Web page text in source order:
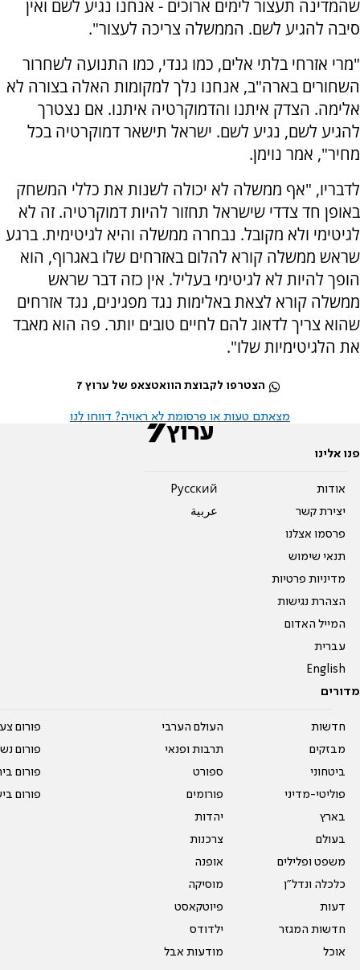
שהמדינה תעצור לימים ארוכים - אנחנו נגיע לשם ואין
סיבה להגיע לשם. הממשלה צריכה לעצור".
"מרי אזרחי בלתי אלים, כמו גנדי, כמו התנועה לשחרור
השחורים בארה"ב, אנחנו נלך למקומות האלה בצורה לא
אלימה. הצדק איתנו והדמוקרטיה איתנו. אם נצטרך
להגיע לשם, נגיע לשם. ישראל תישאר דמוקרטיה בכל
מחיר", אמר נוימן.
לדבריו, "אף ממשלה לא יכולה לשנות את כללי המשחק
באופן חד צדדי שישראל תחזור להיות דמוקרטיה. זה לא
לגיטימי ולא מקובל. נבחרה ממשלה והיא לגיטימית. ברגע
שראש ממשלה קורא להלום באזרחים שלו באגרוף, הוא
הופך להיות לא לגיטימי בעליל. אין כזה דבר שראש
ממשלה קורא לצאת באלימות נגד מפגינים, נגד אזרחים
שהוא צריך לדאוג להם לחיים טובים יותר. פה הוא מאבד
את הלגיטימיות שלו".
הצטרפו לקבוצת הוואטצאפ של ערוץ 7
מצאתם טעות או פרסומת לא ראויה? דווחו לנו
פנו אלינו
אודות
יצירת קשר
פרסמו אצלנו
תנאי שימוש
מדיניות פרטיות
הצהרת נגישות
המייל האדום
עברית
English
Pусский
عربية
מדורים
חדשות
מבזקים
ביטחוני
פוליטי-מדיני
בארץ
בעולם
משפט ופלילים
כלכלה ונדל"ן
דעות
חדשות המגזר
אוכל
העולם הערבי
תרבות ופנאי
ספורט
פורומים
יהדות
צרכנות
אופנה
מוסיקה
פיוטקאסט
ילדודס
מודעות אבל
פורום
פורום
פורום
פורום